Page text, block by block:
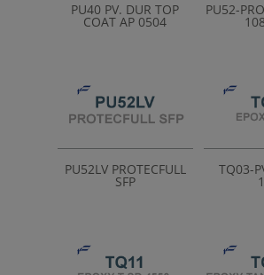
PU40 PV. DUR TOP
COAT AP 0504
PU52-
PU52LV PROTECFULL
SFP
TQ03-